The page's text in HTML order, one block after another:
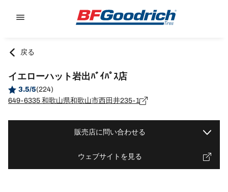
戻る
イエローハット岩出ﾊﾞｲﾊﾟｽ店
3.5/5(224)
649-6335 和歌山県和歌山市西田井235-1
販売店に問い合わせる
ウェブサイトを見る